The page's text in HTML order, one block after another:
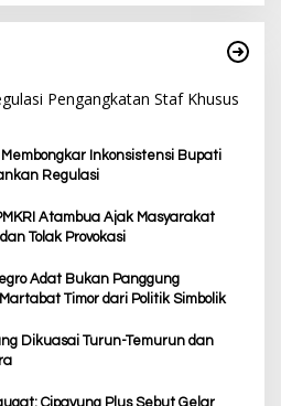
Inkonsistensi Bupati
Regulasi
Atambua Ajak Masyarakat
Tolak Provokasi
Adat Bukan Panggung
Timor dari Politik Simbolik
Dikuasai Turun-Temurun dan
Cipayung Plus Sebut Gelar